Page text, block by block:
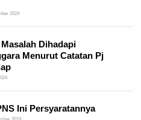
2024
Dihadapi
Menurut Catatan Pj
Ini Persyaratannya